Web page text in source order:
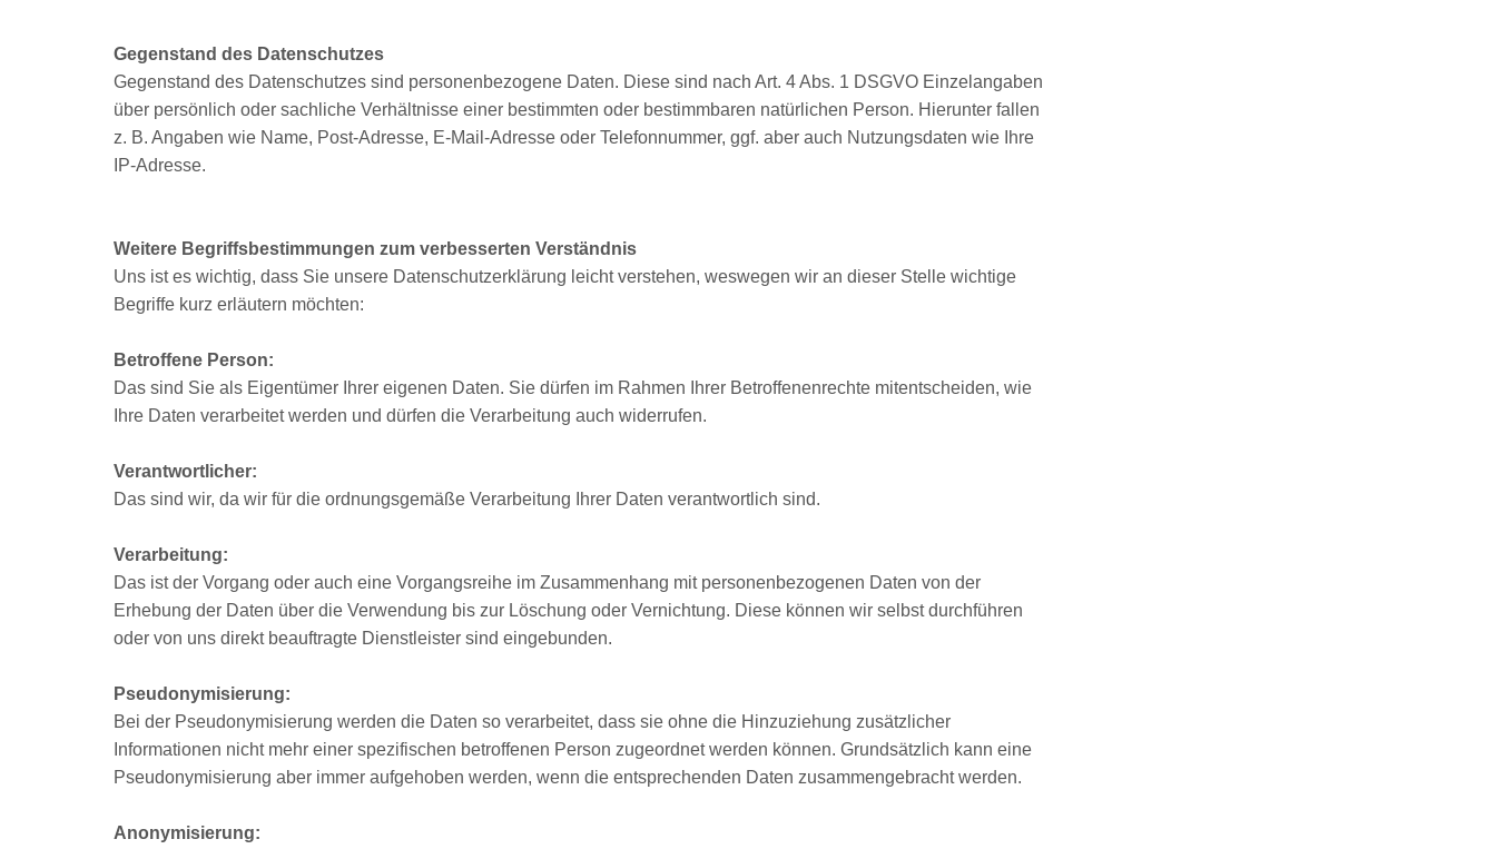
Gegenstand des Datenschutzes
Gegenstand des Datenschutzes sind personenbezogene Daten. Diese sind nach Art. 4 Abs. 1 DSGVO Einzelangaben
über persönlich oder sachliche Verhältnisse einer bestimmten oder bestimmbaren natürlichen Person. Hierunter fallen
z. B. Angaben wie Name, Post-Adresse, E-Mail-Adresse oder Telefonnummer, ggf. aber auch Nutzungsdaten wie Ihre
IP-Adresse.
Weitere Begriffsbestimmungen zum verbesserten Verständnis
Uns ist es wichtig, dass Sie unsere Datenschutzerklärung leicht verstehen, weswegen wir an dieser Stelle wichtige
Begriffe kurz erläutern möchten:
Betroffene Person:
Das sind Sie als Eigentümer Ihrer eigenen Daten. Sie dürfen im Rahmen Ihrer Betroffenenrechte mitentscheiden, wie
Ihre Daten verarbeitet werden und dürfen die Verarbeitung auch widerrufen.
Verantwortlicher:
Das sind wir, da wir für die ordnungsgemäße Verarbeitung Ihrer Daten verantwortlich sind.
Verarbeitung:
Das ist der Vorgang oder auch eine Vorgangsreihe im Zusammenhang mit personenbezogenen Daten von der
Erhebung der Daten über die Verwendung bis zur Löschung oder Vernichtung. Diese können wir selbst durchführen
oder von uns direkt beauftragte Dienstleister sind eingebunden.
Pseudonymisierung:
Bei der Pseudonymisierung werden die Daten so verarbeitet, dass sie ohne die Hinzuziehung zusätzlicher
Informationen nicht mehr einer spezifischen betroffenen Person zugeordnet werden können. Grundsätzlich kann eine
Pseudonymisierung aber immer aufgehoben werden, wenn die entsprechenden Daten zusammengebracht werden.
Anonymisierung: